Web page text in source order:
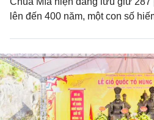
lên đến 400 năm, một con số